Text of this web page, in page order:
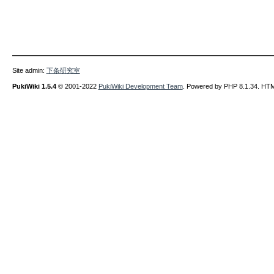
Site admin: 下条研究室
PukiWiki 1.5.4© 2001-2022 PukiWiki Development Team. Powered by PHP 8.1.34.